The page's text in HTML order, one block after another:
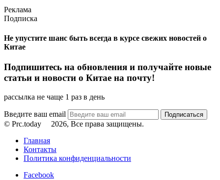
Реклама
Подписка
Не упустите шанс быть всегда в курсе свежих новостей о
Китае
Подпишитесь на обновления и получайте новые
статьи и новости о Китае на почту!
рассылка не чаще 1 раз в день
Введите ваш email
© Prc.today
2026, Все права защищены.
Главная
Контакты
Политика конфиденциальности
Facebook